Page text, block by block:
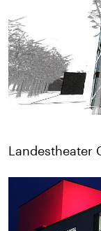
Landestheater